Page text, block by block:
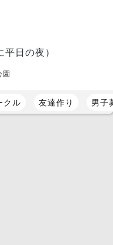
日の夜）
クル 友達作り 男子